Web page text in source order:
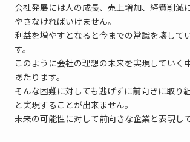
会社発展には人の成長、売上増加、経費削減
やさなければいけません。
利益を増やすとなると今までの常識を壊して
す。
このように会社の理想の未来を実現していく
あたります。
そんな困難に対しても逃げずに前向きに取り
と実現することが出来ません。
未来の可能性に対して前向きな企業と表現し